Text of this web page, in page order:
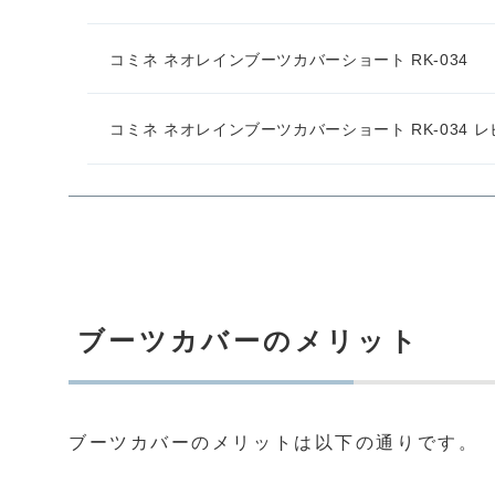
コミネ ネオレインブーツカバーショート RK-034
コミネ ネオレインブーツカバーショート RK-034 レ
ブーツカバーのメリット
ブーツカバーのメリットは以下の通りです。